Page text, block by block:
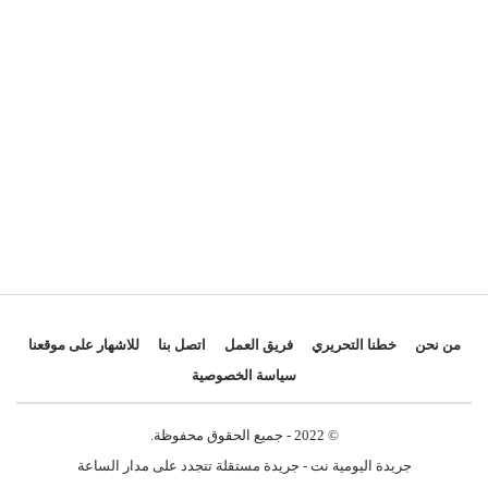
المسؤولين التنفيذيين في شركات فرنسية عملاقة، بينهم
رئيس مجلس إدارة شركة “سي إم آ-سي جي إم”
من نحن خطنا التحريري فريق العمل اتصل بنا
للاشهار على موقعنا
سياسة الخصوصية
© 2022 - جميع الحقوق محفوظة.
جريدة اليومية نت - جريدة مستقلة تتجدد على مدار الساعة